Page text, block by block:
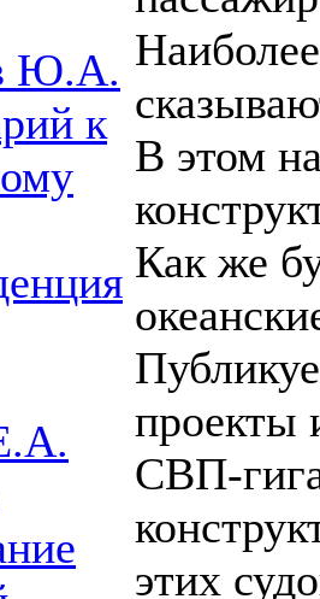
Ю.А.
к
В этом
Как же
проекты
СВП-
этих